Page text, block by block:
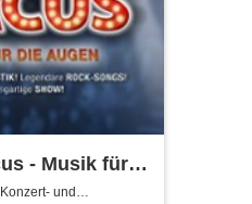
- Musik für
und